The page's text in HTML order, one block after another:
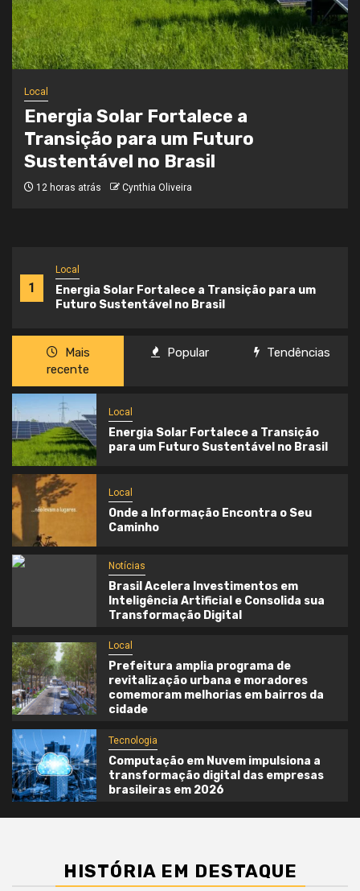
1
Local
Energia Solar Fortalece a Transição para um
Futuro Sustentável no Brasil
Local
Onde a Informação Encontra o Seu
Caminho
3 semanas atrás Cynthia Oliveira
Mais
recente
Popular Tendências
Local
Energia Solar Fortalece a Transição
para um Futuro Sustentável no Brasil
Local
Onde a Informação Encontra o Seu
Caminho
Notícias
Brasil Acelera Investimentos em
Inteligência Artificial e Consolida sua
Transformação Digital
Local
Prefeitura amplia programa de
revitalização urbana e moradores
comemoram melhorias em bairros da
cidade
Tecnologia
Computação em Nuvem impulsiona a
transformação digital das empresas
brasileiras em 2026
HISTÓRIA EM DESTAQUE